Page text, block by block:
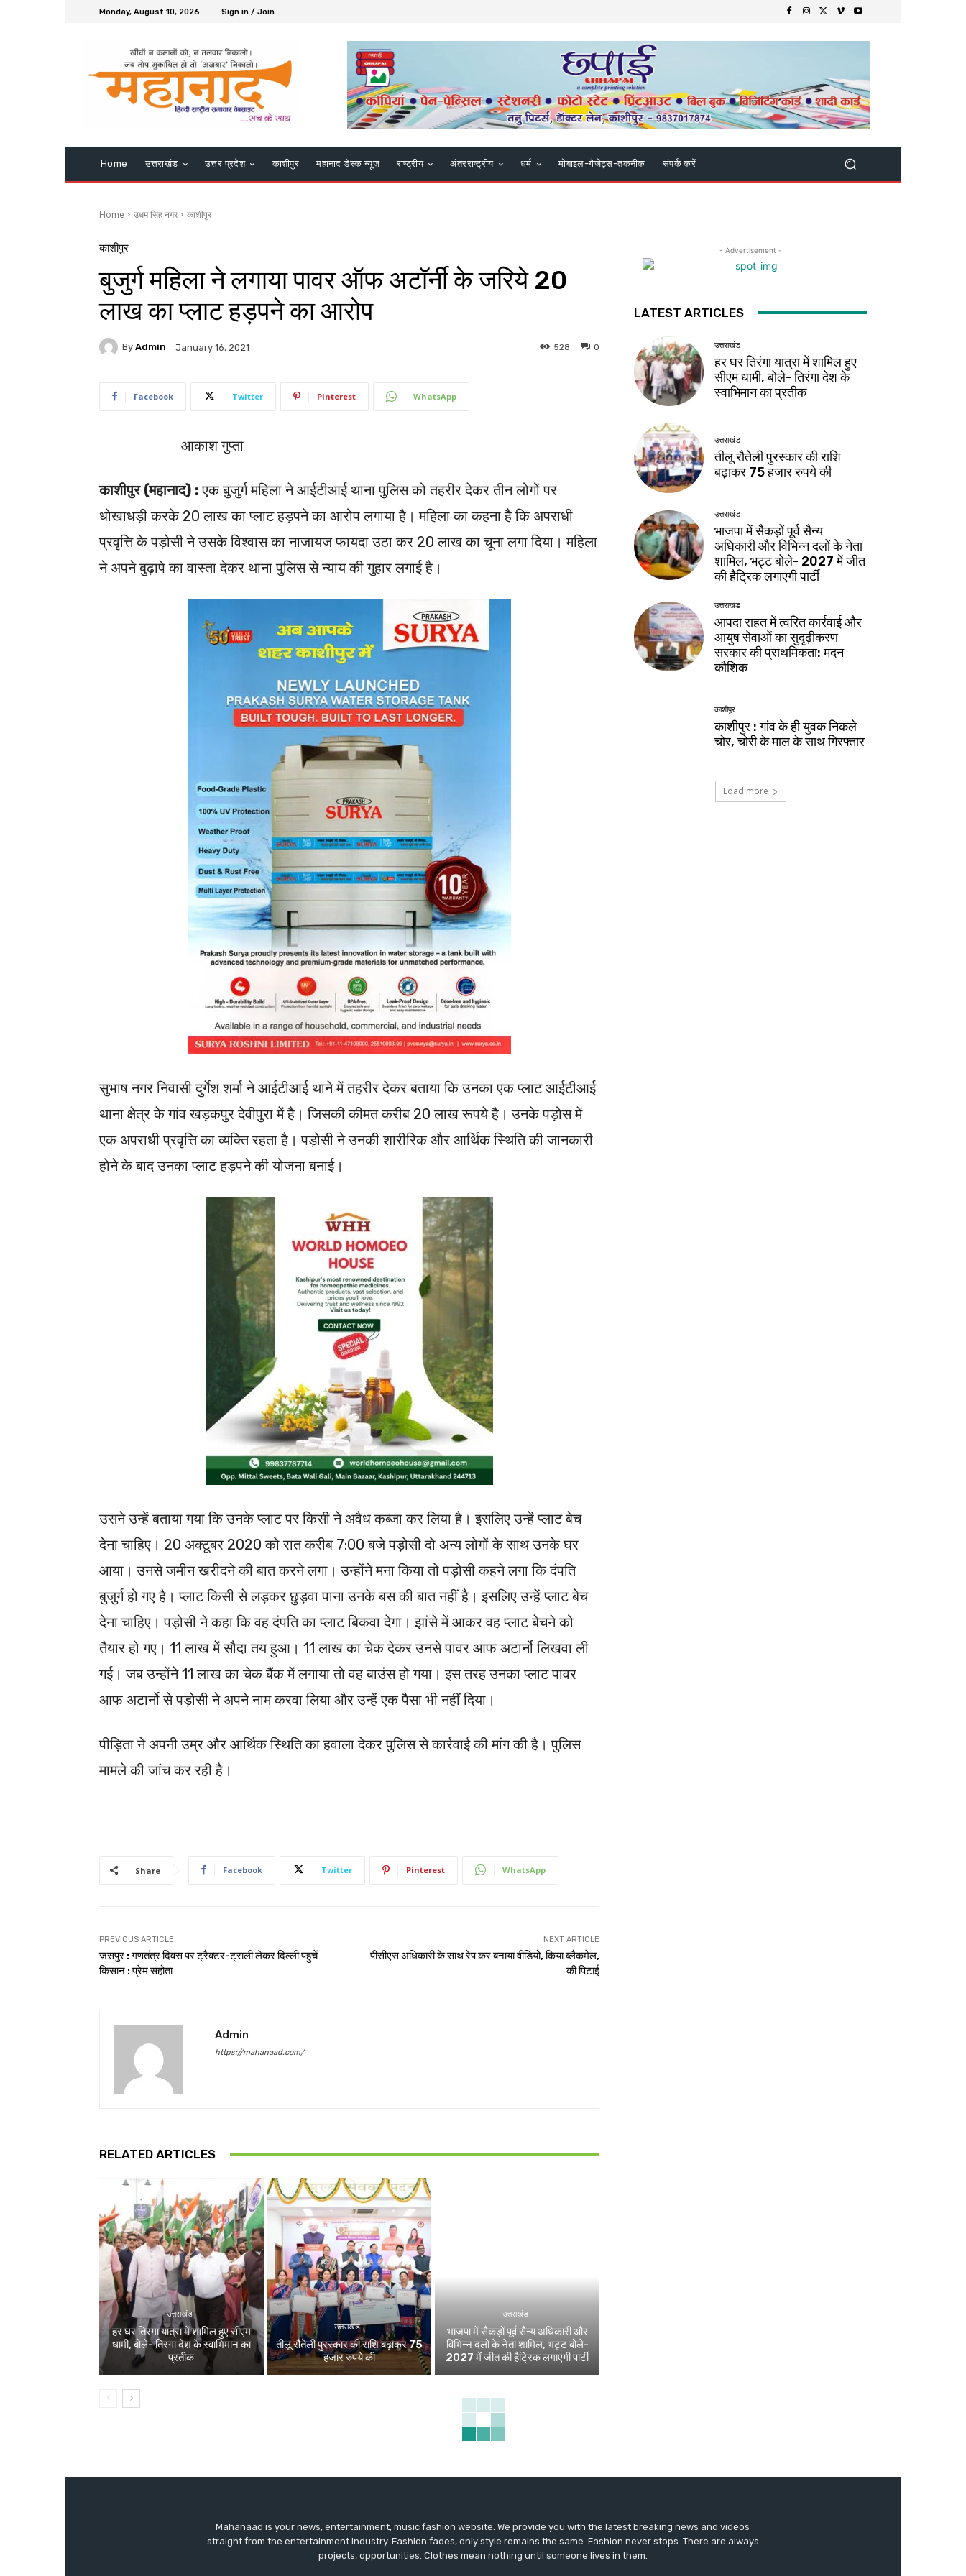
Monday, August 10, 2026 Sign in / Join
Home उत्तराखंड उत्तर प्रदेश काशीपुर महानाद डेस्क न्यूज़ राष्ट्रीय अंतरराष्ट्रीय धर्म मोबाइल-गैजेट्स-तकनीक संपर्क करें
Home उधम सिंह नगर काशीपुर
काशीपुर
बुजुर्ग महिला ने लगाया पावर ऑफ अटॉर्नी के जरिये 20
लाख का प्लाट हड़पने का आरोप
By Admin January 16, 2021 0
528
Facebook Twitter Pinterest WhatsApp
आकाश गुप्ता
काशीपुर (महानाद) :एक बुजुर्ग महिला ने आईटीआई थाना पुलिस को तहरीर देकर तीन लोगों पर
धोखाधड़ी करके 20 लाख का प्लाट हड़पने का आरोप लगाया है। महिला का कहना है कि अपराधी
प्रवृत्ति के पड़ोसी ने उसके विश्वास का नाजायज फायदा उठा कर 20 लाख का चूना लगा दिया। महिला
ने अपने बुढ़ापे का वास्ता देकर थाना पुलिस से न्याय की गुहार लगाई है।
सुभाष नगर निवासी दुर्गेश शर्मा ने आईटीआई थाने में तहरीर देकर बताया कि उनका एक प्लाट आईटीआई
थाना क्षेत्र के गांव खड़कपुर देवीपुरा में है। जिसकी कीमत करीब 20 लाख रूपये है। उनके पड़ोस में
एक अपराधी प्रवृत्ति का व्यक्ति रहता है। पड़ोसी ने उनकी शारीरिक और आर्थिक स्थिति की जानकारी
होने के बाद उनका प्लाट हड़पने की योजना बनाई।
उसने उन्हें बताया गया कि उनके प्लाट पर किसी ने अवैध कब्जा कर लिया है। इसलिए उन्हें प्लाट बेच
देना चाहिए। 20 अक्टूबर 2020 को रात करीब 7:00 बजे पड़ोसी दो अन्य लोगों के साथ उनके घर
आया। उनसे जमीन खरीदने की बात करने लगा। उन्होंने मना किया तो पड़ोसी कहने लगा कि दंपति
बुजुर्ग हो गए है। प्लाट किसी से लड़कर छुड़वा पाना उनके बस की बात नहीं है। इसलिए उन्हें प्लाट बेच
देना चाहिए। पड़ोसी ने कहा कि वह दंपति का प्लाट बिकवा देगा। झांसे में आकर वह प्लाट बेचने को
तैयार हो गए। 11 लाख में सौदा तय हुआ। 11 लाख का चेक देकर उनसे पावर आफ अटार्नो लिखवा ली
गई। जब उन्होंने 11 लाख का चेक बैंक में लगाया तो वह बाउंस हो गया। इस तरह उनका प्लाट पावर
आफ अटार्नो से पड़ोसी ने अपने नाम करवा लिया और उन्हें एक पैसा भी नहीं दिया।
पीड़िता ने अपनी उम्र और आर्थिक स्थिति का हवाला देकर पुलिस से कार्रवाई की मांग की है। पुलिस
मामले की जांच कर रही है।
Share Facebook Twitter Pinterest WhatsApp
PREVIOUS ARTICLE
जसपुर : गणतंत्र दिवस पर ट्रैक्टर-ट्राली लेकर दिल्ली पहुंचें
किसान : प्रेम सहोता
NEXT ARTICLE
पीसीएस अधिकारी के साथ रेप कर बनाया वीडियो, किया ब्लैकमेल,
की पिटाई
Admin
https://mahanaad.com/
RELATED ARTICLES
उत्तराखंड
हर घर तिरंगा यात्रा में शामिल हुए सीएम
धामी, बोले- तिरंगा देश के स्वाभिमान का
प्रतीक
उत्तराखंड
तीलू रौतेली पुरस्कार की राशि बढ़ाकर 75
हजार रुपये की
उत्तराखंड
भाजपा में सैकड़ों पूर्व सैन्य अधिकारी और
विभिन्न दलों के नेता शामिल, भट्ट बोले-
2027 में जीत की हैट्रिक लगाएगी पार्टी
- Advertisement -
LATEST ARTICLES
उत्तराखंड
हर घर तिरंगा यात्रा में शामिल हुए
सीएम धामी, बोले- तिरंगा देश के
स्वाभिमान का प्रतीक
उत्तराखंड
तीलू रौतेली पुरस्कार की राशि
बढ़ाकर 75 हजार रुपये की
उत्तराखंड
भाजपा में सैकड़ों पूर्व सैन्य
अधिकारी और विभिन्न दलों के नेता
शामिल, भट्ट बोले- 2027 में जीत
की हैट्रिक लगाएगी पार्टी
उत्तराखंड
आपदा राहत में त्वरित कार्रवाई और
आयुष सेवाओं का सुदृढ़ीकरण
सरकार की प्राथमिकता: मदन
कौशिक
काशीपुर
काशीपुर : गांव के ही युवक निकले
चोर, चोरी के माल के साथ गिरफ्तार
Load more
Mahanaad is your news, entertainment, music fashion website. We provide you with the latest breaking news and videos
straight from the entertainment industry. Fashion fades, only style remains the same. Fashion never stops. There are always
projects, opportunities. Clothes mean nothing until someone lives in them.